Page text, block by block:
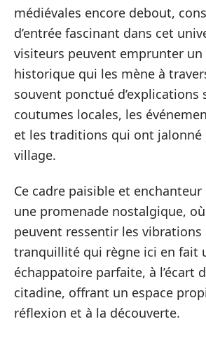
médiévales encore debout,
d’entrée fascinant dans cet
visiteurs peuvent emprunter
historique qui les mène à
souvent ponctué d’explications
coutumes locales, les
et les traditions qui ont jalonné
village.
Ce cadre paisible et
une promenade nostalgique,
peuvent ressentir les vibrations
tranquillité qui règne ici en fait
échappatoire parfaite, à l’écart
citadine, offrant un espace
réflexion et à la découverte.